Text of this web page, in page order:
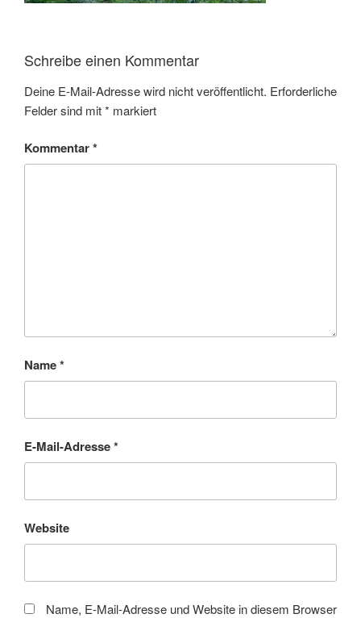
Schreibe einen Kommentar
Deine E-Mail-Adresse wird nicht veröffentlicht. Erforderliche
Felder sind mit* markiert
Kommentar*
Name*
E-Mail-Adresse*
Website
Name, E-Mail-Adresse und Website in diesem Browser